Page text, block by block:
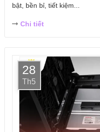
bật, bền bỉ, tiết kiệm...
Chi tiết
28
Th5